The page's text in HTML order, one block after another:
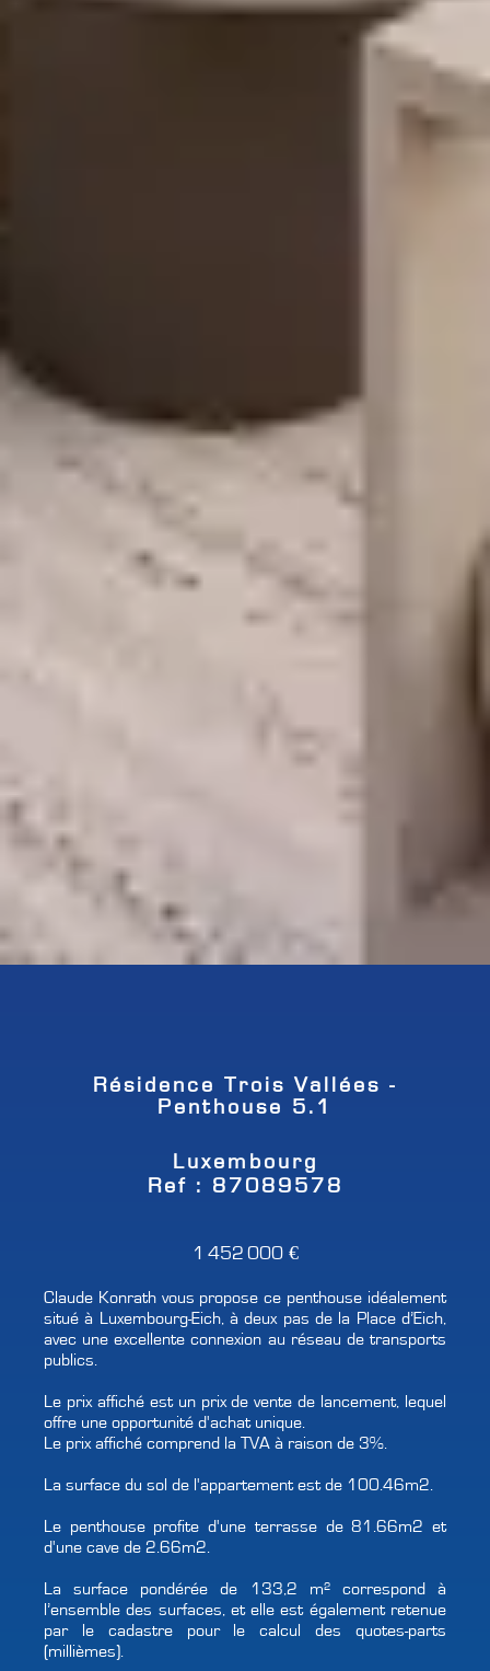
Résidence Trois Vallées -
Penthouse 5.1
Luxembourg
Ref : 87089578
1 452 000 €
Claude Konrath vous propose ce penthouse idéalement
situé à Luxembourg-Eich, à deux pas de la Place d’Eich,
avec une excellente connexion au réseau de transports
publics.
Le prix affiché est un prix de vente de lancement, lequel
offre une opportunité d'achat unique.
Le prix affiché comprend la TVA à raison de 3%.
La surface du sol de l'appartement est de 100.46m2.
Le penthouse profite d'une terrasse de 81.66m2 et
d'une cave de 2.66m2.
La surface pondérée de 133,2 m² correspond à
l’ensemble des surfaces, et elle est également retenue
par le cadastre pour le calcul des quotes-parts
(millièmes).